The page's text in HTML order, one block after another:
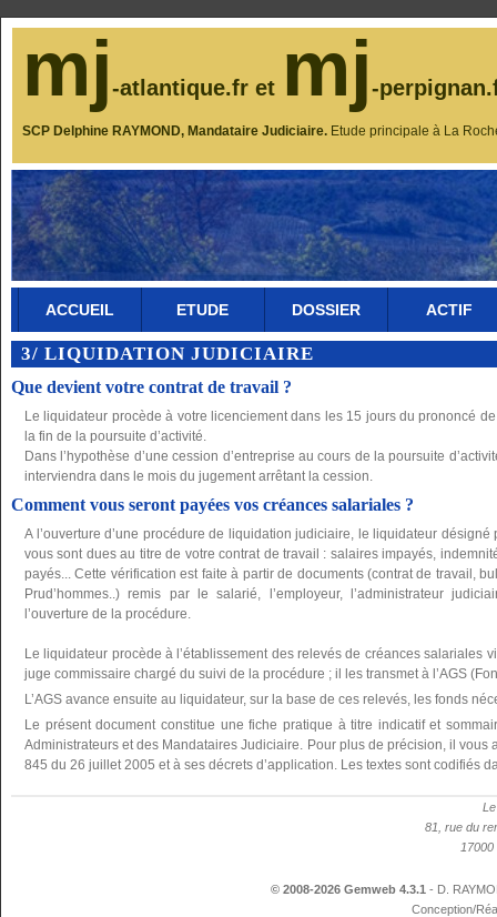
mj-atlantique.fr et mj-
SCP Delphine RAYMOND, Mandataire Judiciaire. Etude principale à La
ACCUEIL ETUDE DOSSIER ACTIF
3/ LIQUIDATION JUDICIAIRE
Que devient votre contrat de travail ?
Le liquidateur procède à votre licenciement dans les 15 jours du prononcé
la fin de la poursuite d’activité.
Dans l’hypothèse d’une cession d’entreprise au cours de la poursuite
interviendra dans le mois du jugement arrêtant la cession.
Comment vous seront payées vos créances salariales ?
A l’ouverture d’une procédure de liquidation judiciaire, le liquidateur
vous sont dues au titre de votre contrat de travail : salaires impayés,
payés... Cette vérification est faite à partir de documents (contrat de travail,
Prud’hommes..) remis par le salarié, l’employeur, l’administrateur
l’ouverture de la procédure.
Le liquidateur procède à l’établissement des relevés de créances salariales
juge commissaire chargé du suivi de la procédure ; il les transmet à l’AGS
L’AGS avance ensuite au liquidateur, sur la base de ces relevés, les fonds
Le présent document constitue une fiche pratique à titre indicatif et
Administrateurs et des Mandataires Judiciaire. Pour plus de précision, il vous
845 du 26 juillet 2005 et à ses décrets d’application. Les textes sont codifiés
81, rue du
17000
© 2008-2026 Gemweb 4.3.1 - D.
Conception/